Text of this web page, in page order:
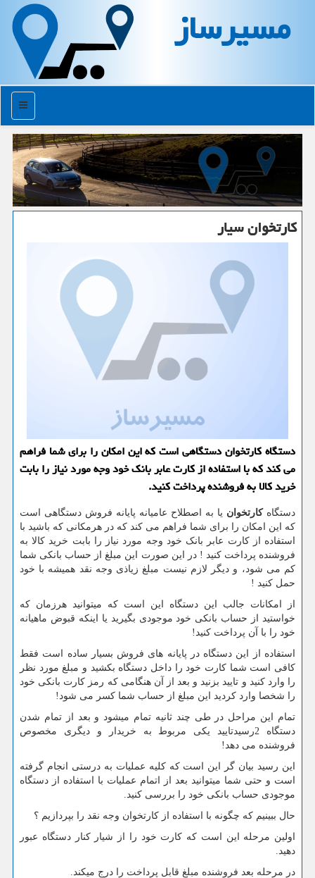
مسیرساز
منو
كارتخوان سیار
دستگاه كارتخوان دستگاهی است كه این امكان را برای شما فراهم
می كند كه با استفاده از كارت عابر بانك خود وجه مورد نیاز را بابت
خرید كالا به فروشنده پرداخت كنید.
دستگاهکارتخوان یا به اصطلاح عامیانه پایانه فروش دستگاهی است
که این امکان را برای شما فراهم می کند که در هرمکانی که باشید با
استفاده از کارت عابر بانک خود وجه مورد نیاز را بابت خرید کالا به
فروشنده پرداخت کنید ! در این صورت این مبلغ از حساب بانکی شما
کم می شود، و دیگر لازم نیست مبلغ زیاذی وجه نقد همیشه با خود
حمل کنید !
از امکانات جالب این دستگاه این است که میتوانید هرزمان که
خواستید از حساب بانکی خود موجودی بگیرید یا اینکه قبوض ماهیانه
خود را با آن پرداخت کنید!
استفاده از این دستگاه در پایانه های فروش بسیار ساده است فقط
کافی است شما کارت خود را داخل دستگاه بکشید و مبلغ مورد نظر
را وارد کنید و تایید بزنید و بعد از آن هنگامی که رمز کارت بانکی خود
را شخصا وارد کردید این مبلغ از حساب شما کسر می شود!
تمام این مراحل در طی چند ثانیه تمام میشود و بعد از تمام شدن
دستگاه 2رسیدتایید یکی مربوط به خریدار و دیگری مخصوص
فروشنده می دهد!
این رسید بیان گر این است که کلیه عملیات به درستی انجام گرفته
است و حتی شما میتوانید بعد از اتمام عملیات با استفاده از دستگاه
موجودی حساب بانکی خود را بررسی کنید.
حال ببینیم که چگونه با استفاده از کارتخوان وجه نقد را بپردازیم ؟
اولین مرحله این است که کارت خود را از شیار کنار دستگاه عبور
دهید.
در مرحله بعد فروشنده مبلغ قابل پرداخت را درج میکند.